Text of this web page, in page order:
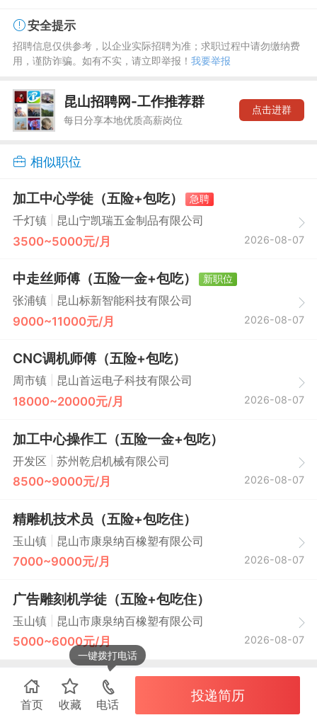
安全提示
招聘信息仅供参考，以企业实际招聘为准；求职过程中请勿缴纳费
用，谨防诈骗。如有不实，请立即举报！ 我要举报
昆山招聘网-工作推荐群
每日分享本地优质高薪岗位
点击进群
相似职位
加工中心学徒（五险+包吃）
急聘
千灯镇
昆山宁凯瑞五金制品有限公司
3500~5000元/月 2026-08-07
中走丝师傅（五险一金+包吃）
新职位
张浦镇
昆山标新智能科技有限公司
9000~11000元/月 2026-08-07
CNC调机师傅（五险+包吃）
周市镇 昆山首运电子科技有限公司
18000~20000元/月 2026-08-07
加工中心操作工（五险一金+包吃）
开发区 苏州乾启机械有限公司
8500~9000元/月 2026-08-07
精雕机技术员（五险+包吃住）
玉山镇 昆山市康泉纳百橡塑有限公司
7000~9000元/月 2026-08-07
广告雕刻机学徒（五险+包吃住）
玉山镇 昆山市康泉纳百橡塑有限公司
5000~6000元/月 2026-08-07
首页 收藏 电话
一键拨打电话
投递简历